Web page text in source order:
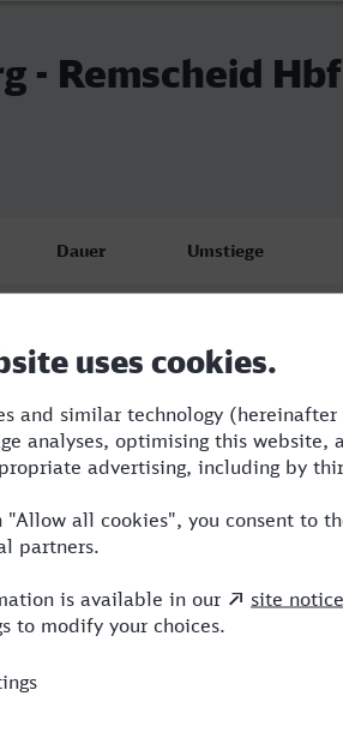
- Remscheid Hbf
Dauer Umstiege
5:18 3
10:42 2